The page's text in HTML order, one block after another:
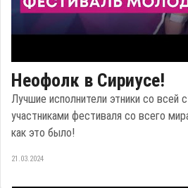
Неофолк в Сириусе!
Лучшие исполнители этники со всей
участниками фестиваля со всего
как это было!
21.03.2024